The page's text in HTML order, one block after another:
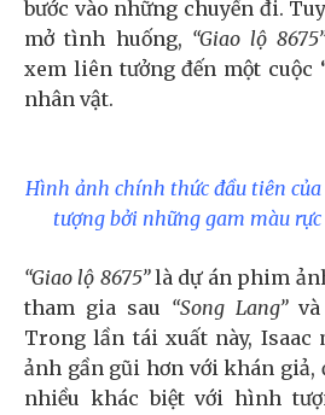
bước vào những chuyến đi.
mở tình huống, “Giao lộ
xem liên tưởng đến một cuộc
nhân vật.
Hình ảnh chính thức đầu tiên của
tượng bởi những gam màu
“Giao lộ 8675”là dự án phim
tham gia sau “Song Lang” và
Trong lần tái xuất này, Isaac
ảnh gần gũi hơn với khán giả,
nhiều khác biệt với hình